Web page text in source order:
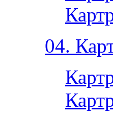
04.